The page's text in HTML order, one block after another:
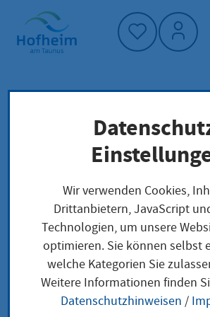
Startseite"
Neuigkeiten und Ausschreibungen
15.
15.
Samstag,
| ab
| Sportpark
Wir verwenden Cookies,
Drittanbietern, JavaScript
Technologien, um unsere
optimieren. Sie können selbst
welche Kategorien Sie
Weitere Informationen finden
Datenschutzhinweisen /